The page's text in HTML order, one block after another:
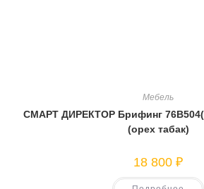
Мебель
СМАРТ ДИРЕКТОР Брифинг
(орех табак)
18 800 ₽